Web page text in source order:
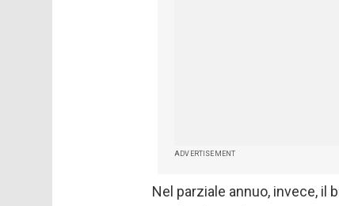
ADVERTISEMENT
Nel parziale annuo, invece, il